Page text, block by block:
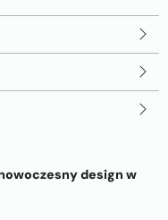
design w